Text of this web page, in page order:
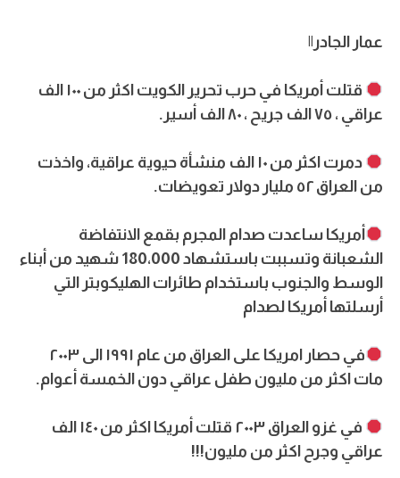
عمار الجادر||
قتلت أمريكا في حرب تحرير الكويت اكثر من ١٠٠ الف
عراقي ، ٧٥ الف جريح ، ٨٠ الف أسير.
دمرت اكثر من ١٠ الف منشأة حيوية عراقية، واخذت
من العراق ٥٢ مليار دولار تعويضات.
أمريكا ساعدت صدام المجرم بقمع الانتفاضة
الشعبانة وتسببت باستشهاد 180،000 شهيد من أبناء
الوسط والجنوب باستخدام طائرات الهليكوبتر التي
أرسلتها أمريكا لصدام
في حصار امريكا على العراق من عام ١٩٩١ الى ٢٠٠٣
مات اكثر من مليون طفل عراقي دون الخمسة أعوام.
في غزو العراق ٢٠٠٣ قتلت أمريكا اكثر من ١٤٠ الف
عراقي وجرح اكثر من مليون!!!